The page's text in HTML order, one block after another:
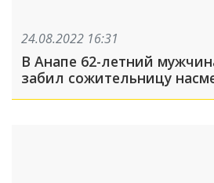
24.08.2022 16:31
В Анапе 62-летний
забил сожительницу